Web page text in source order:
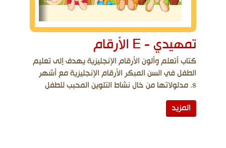
الأرقام E - تمهيدي
كتاب أتعلم وألون الأرقام الإنجليزية يهدف إلى تعليم
الطفل في السن المبكر الأرقام الإنجليزية مع أشهر
مدلولاتها من خال نشاط التلوين المحبب للطفل .s
المزيد